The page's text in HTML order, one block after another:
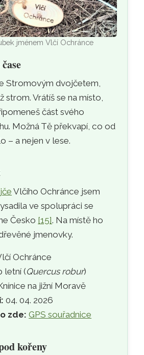
jménem Vlčí Ochránce
Stromovým dvojčetem,
strom. Vrátíš se na místo,
část svého
Možná Tě překvapí, co od
– a nejen v lese.
Vlčího Ochránce jsem
ve spolupráci se
Česko [15]. Na místě ho
jmenovky.
Ochránce
letní (Quercus robur)
na jižní Moravě
04. 04. 2026
zde: GPS souřadnice
kořeny